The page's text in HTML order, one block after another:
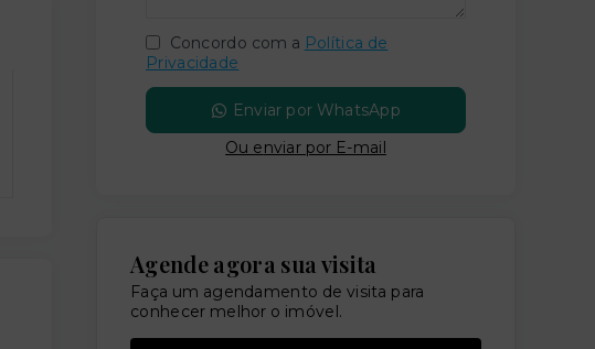
Concordo com a Política de
Privacidade
Enviar por WhatsApp
Ou enviar por E-mail
Agende agora sua visita
Faça um agendamento de visita para
conhecer melhor o imóvel.